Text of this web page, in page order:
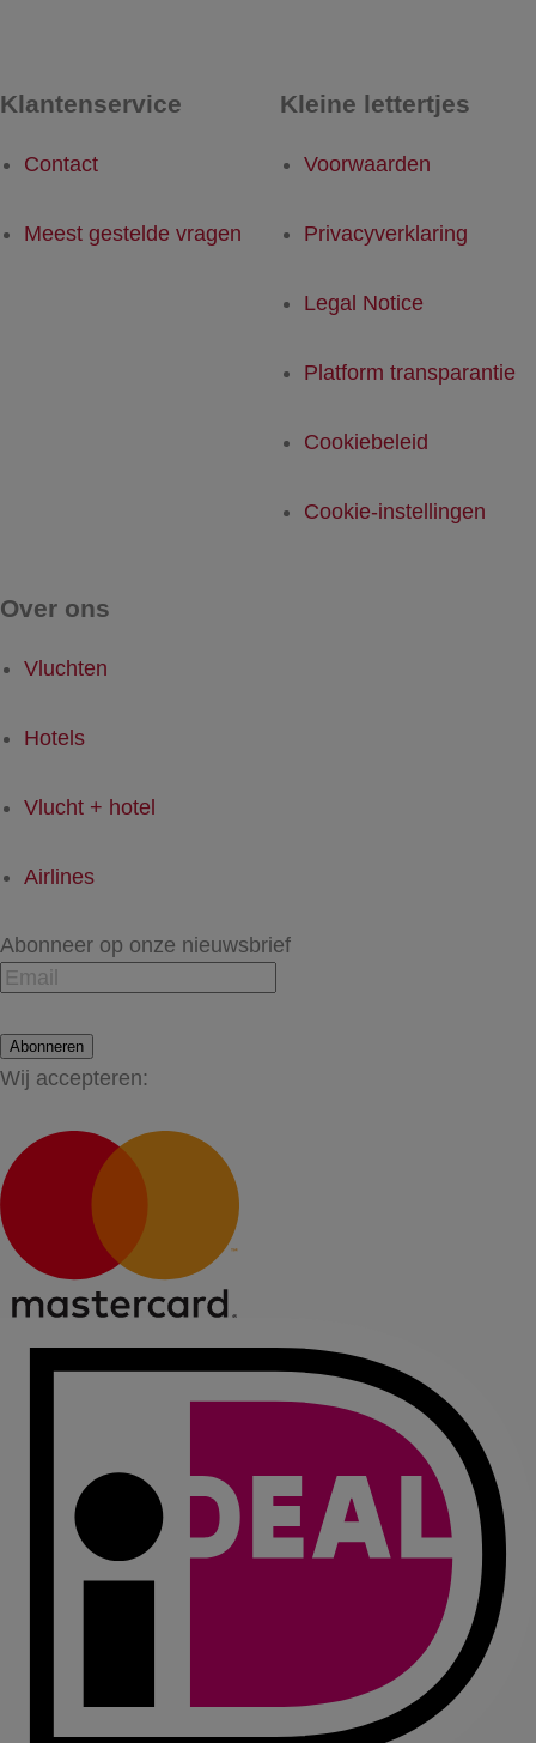
Klantenservice
Contact
Meest gestelde vragen
Kleine lettertjes
Voorwaarden
Privacyverklaring
Legal Notice
Platform transparantie
Cookiebeleid
Cookie-instellingen
Over ons
Vluchten
Hotels
Vlucht + hotel
Airlines
Abonneer op onze nieuwsbrief
Abonneren
Wij accepteren: